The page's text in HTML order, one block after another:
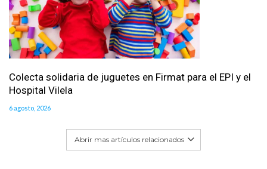
Colecta solidaria de juguetes en Firmat para el EPI y el
Hospital Vilela
6 agosto, 2026
Abrir mas artículos relacionados